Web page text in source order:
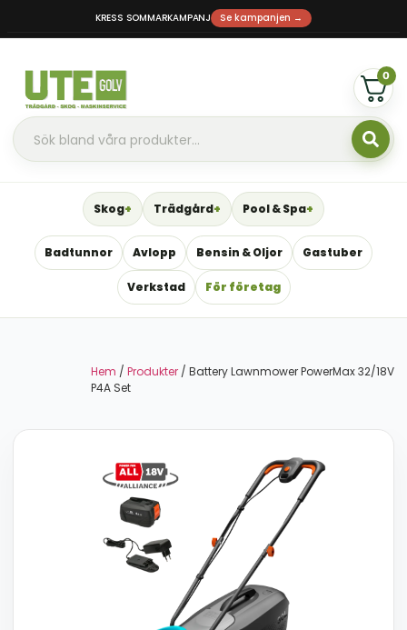
KRESS SOMMARKAMPANJ Se kampanjen →
0
Skog Trädgård Pool & Spa
Badtunnor Avlopp Bensin & Oljor Gastuber
Verkstad För företag
Hem / Produkter / Battery Lawnmower PowerMax 32/18V
P4A Set